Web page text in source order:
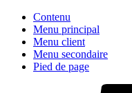
Contenu
Menu principal
Menu client
Menu secondaire
Pied de page